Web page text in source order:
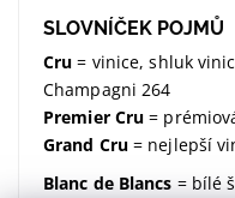
SLOVNÍČEK POJMŮ
Cru = vinice, shluk
Champagni 264
Premier Cru =
Grand Cru= nejlepší
Blanc de Blancs = bílé